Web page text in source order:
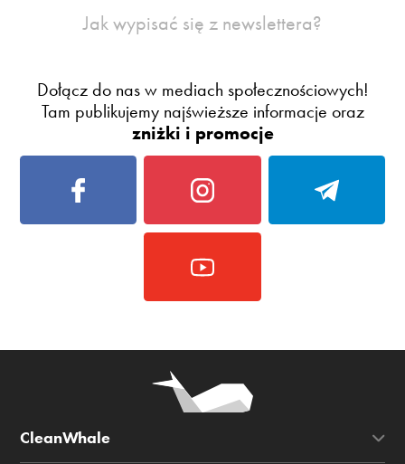
Jak wypisać się z newslettera?
Dołącz do nas w mediach społecznościowych!
Tam publikujemy najświeższe informacje oraz
zniżki i promocje
CleanWhale